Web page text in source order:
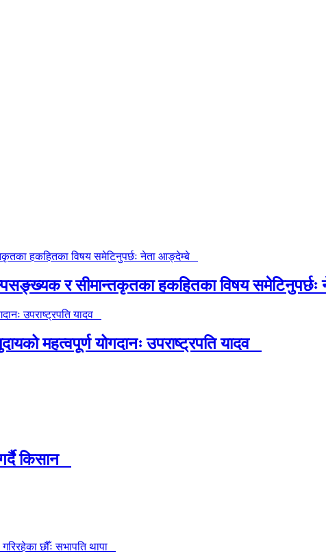
र सीमान्तकृतका हकहितका विषय
महत्वपूर्ण योगदानः उपराष्ट्रपति यादव
किसान